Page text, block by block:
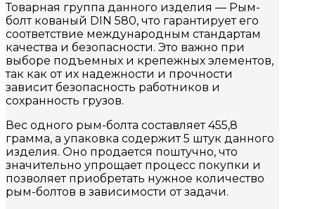
Товарная группа данного изделия — Рым-
болт кованый DIN 580, что гарантирует его
соответствие международным стандартам
качества и безопасности. Это важно при
выборе подъемных и крепежных элементов,
так как от их надежности и прочности
зависит безопасность работников и
сохранность грузов.
Вес одного рым-болта составляет 455,8
грамма, а упаковка содержит 5 штук данного
изделия. Оно продается поштучно, что
значительно упрощает процесс покупки и
позволяет приобретать нужное количество
рым-болтов в зависимости от задачи.